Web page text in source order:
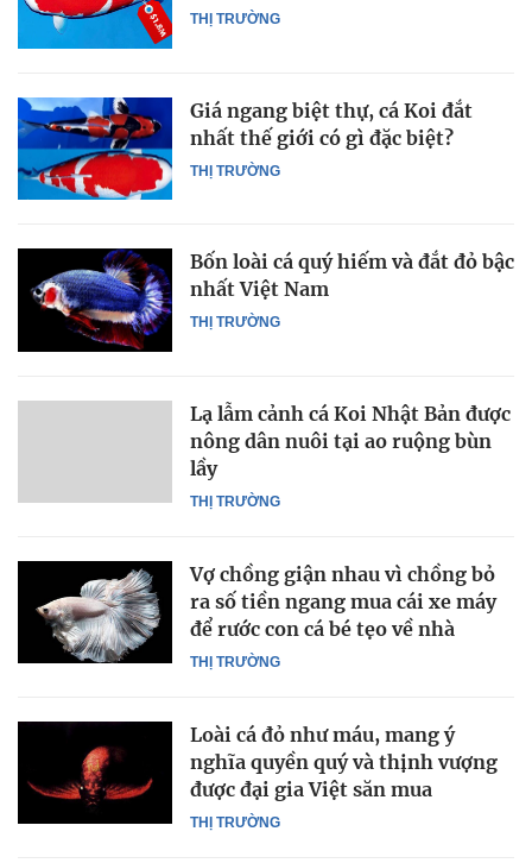
THỊ TRƯỜNG
THỊ TRƯỜNG
Giá ngang biệt thự, cá Koi đắt
nhất thế giới có gì đặc biệt?
THỊ TRƯỜNG
Bốn loài cá quý hiếm và đắt đỏ bậc
nhất Việt Nam
THỊ TRƯỜNG
Lạ lẫm cảnh cá Koi Nhật Bản được
nông dân nuôi tại ao ruộng bùn
lầy
THỊ TRƯỜNG
Vợ chồng giận nhau vì chồng bỏ
ra số tiền ngang mua cái xe máy
để rước con cá bé tẹo về nhà
THỊ TRƯỜNG
Loài cá đỏ như máu, mang ý
nghĩa quyền quý và thịnh vượng
được đại gia Việt săn mua